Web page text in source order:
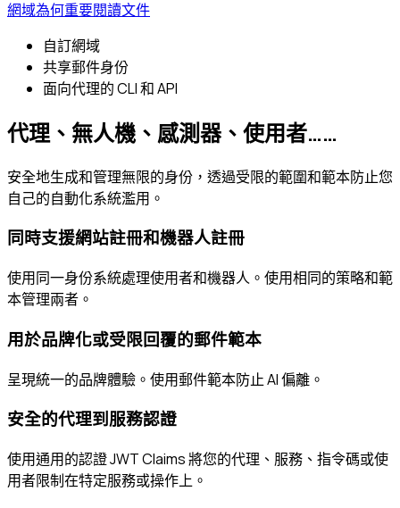
網域為何重要閱讀文件
自訂網域
共享郵件身份
面向代理的 CLI 和 API
代理、無人機、感測器、使用者……
安全地生成和管理無限的身份，透過受限的範圍和範本防止您
自己的自動化系統濫用。
同時支援網站註冊和機器人註冊
使用同一身份系統處理使用者和機器人。使用相同的策略和範
本管理兩者。
用於品牌化或受限回覆的郵件範本
呈現統一的品牌體驗。使用郵件範本防止 AI 偏離。
安全的代理到服務認證
使用通用的認證 JWT Claims 將您的代理、服務、指令碼或使
用者限制在特定服務或操作上。